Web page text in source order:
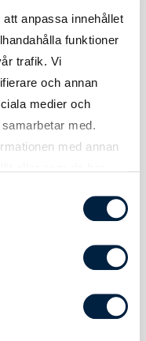
anpassa innehållet
funktioner
trafik. Vi
och annan
medier och
med.
med annan
20 ml.